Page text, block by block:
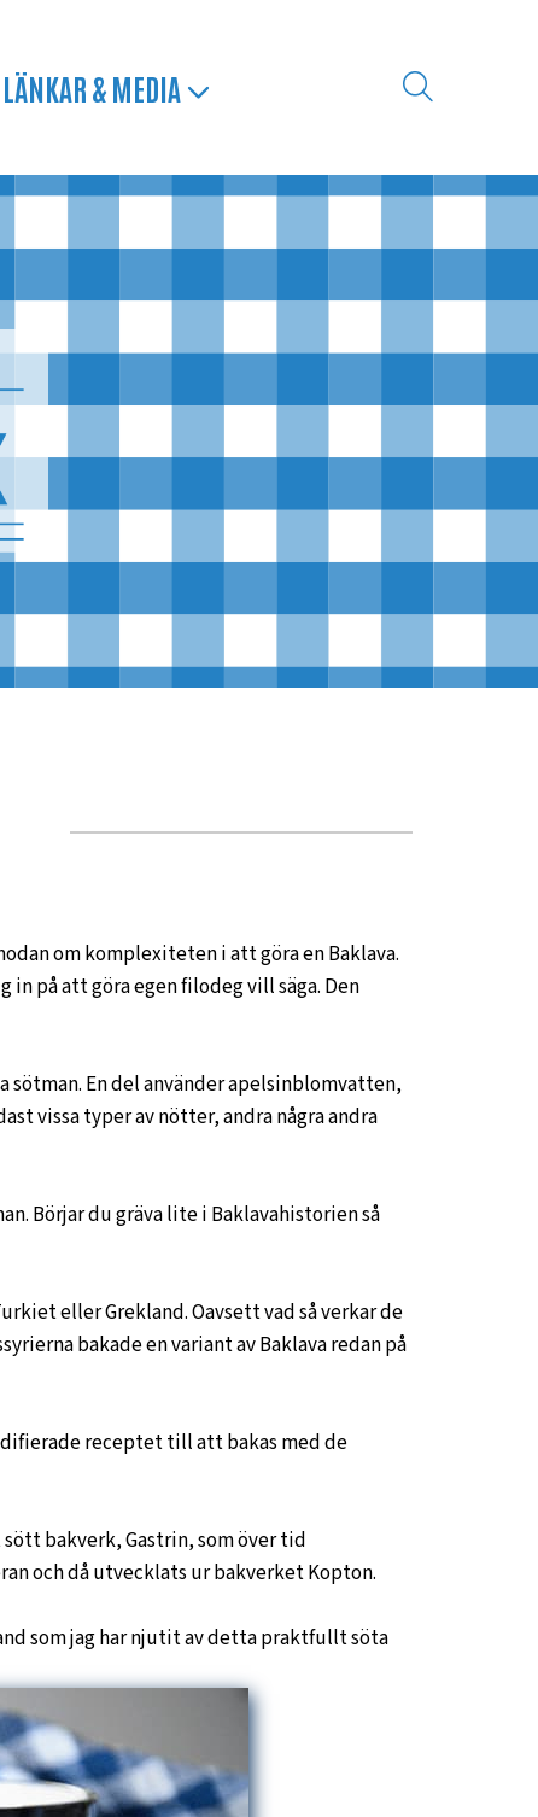
LÄNKAR & MEDIA
om komplexiteten i att göra en Baklava.
in på att göra egen filodeg vill säga. Den
sötman. En del använder apelsinblomvatten,
vissa typer av nötter, andra några andra
Börjar du gräva lite i Baklavahistorien så
eller Grekland. Oavsett vad så verkar de
bakade en variant av Baklava redan på
receptet till att bakas med de
bakverk, Gastrin, som över tid
och då utvecklats ur bakverket Kopton.
som jag har njutit av detta praktfullt söta